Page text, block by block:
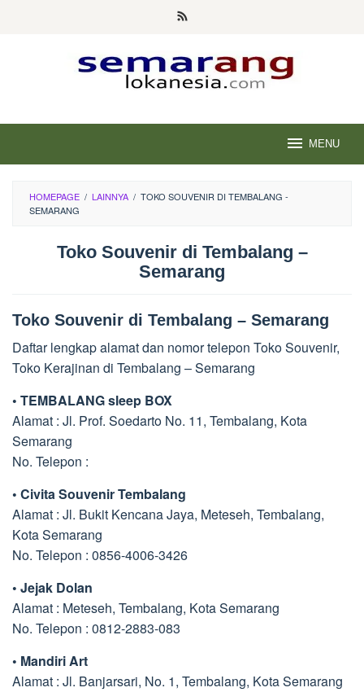
MENU
HOMEPAGE / LAINNYA / TOKO SOUVENIR DI TEMBALANG -
SEMARANG
Toko Souvenir di Tembalang –
Semarang
Toko Souvenir di Tembalang – Semarang
Daftar lengkap alamat dan nomor telepon Toko Souvenir,
Toko Kerajinan di Tembalang – Semarang
• TEMBALANG sleep BOX
Alamat : Jl. Prof. Soedarto No. 11, Tembalang, Kota
Semarang
No. Telepon :
• Civita Souvenir Tembalang
Alamat : Jl. Bukit Kencana Jaya, Meteseh, Tembalang,
Kota Semarang
No. Telepon : 0856-4006-3426
• Jejak Dolan
Alamat : Meteseh, Tembalang, Kota Semarang
No. Telepon : 0812-2883-083
• Mandiri Art
Alamat : Jl. Banjarsari, No. 1, Tembalang, Kota Semarang